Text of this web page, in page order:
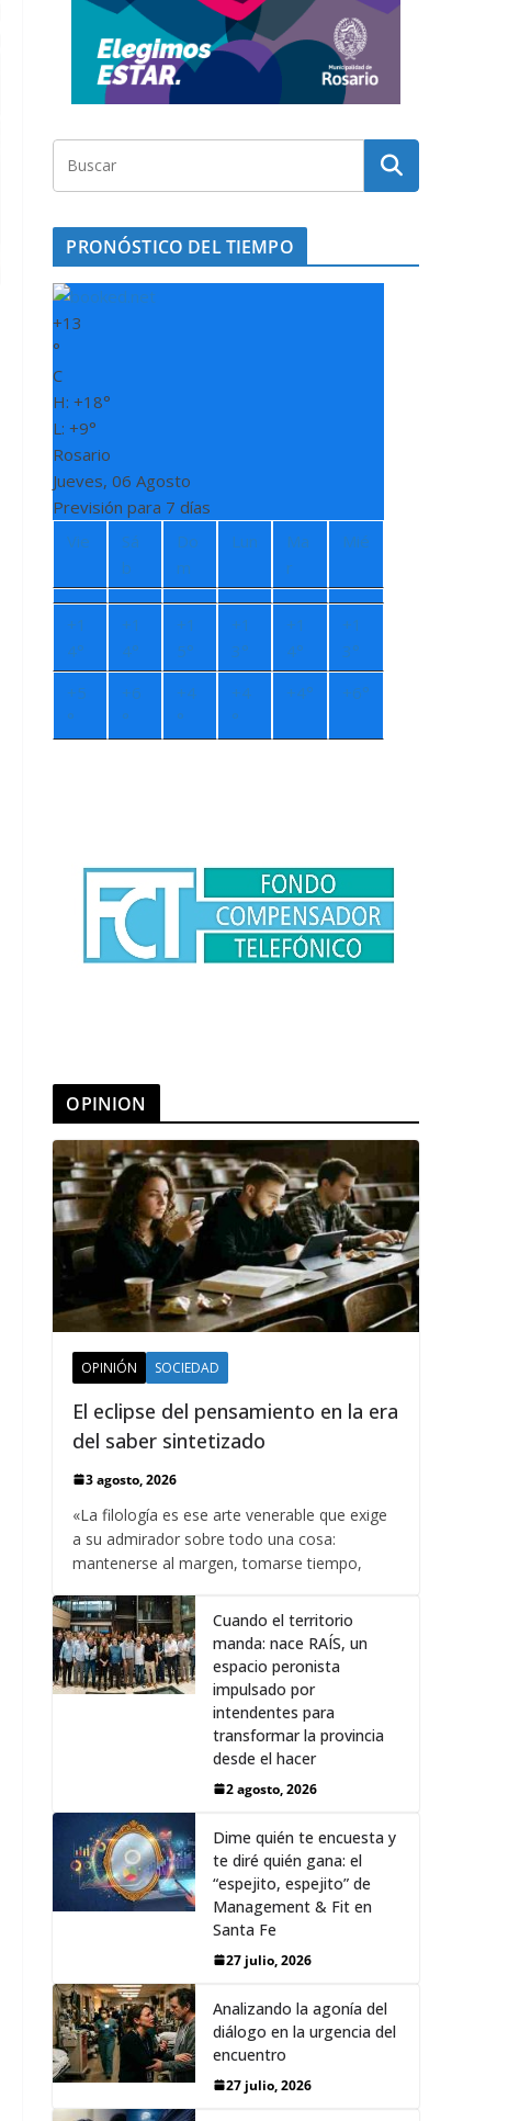
PRONÓSTICO DEL TIEMPO
+13
°
C
H:+18°
L:+9°
Rosario
Jueves, 06 Agosto
Previsión para 7 días
Vie
Sá
b
Do
m
Lun
Ma
r
Mié
+1
4°
+1
4°
+1
5°
+1
3°
+1
4°
+1
3°
+5
°
+6
°
+4
°
+4
°
+4° +6°
OPINION
OPINIÓN SOCIEDAD
El eclipse del pensamiento en la era
del saber sintetizado
3 agosto, 2026
«La filología es ese arte venerable que exige
a su admirador sobre todo una cosa:
mantenerse al margen, tomarse tiempo,
Cuando el territorio
manda: nace RAÍS, un
espacio peronista
impulsado por
intendentes para
transformar la provincia
desde el hacer
2 agosto, 2026
Dime quién te encuesta y
te diré quién gana: el
“espejito, espejito” de
Management & Fit en
Santa Fe
27 julio, 2026
Analizando la agonía del
diálogo en la urgencia del
encuentro
27 julio, 2026